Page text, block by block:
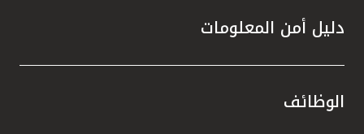
دليل أمن المعلومات
الوظائف